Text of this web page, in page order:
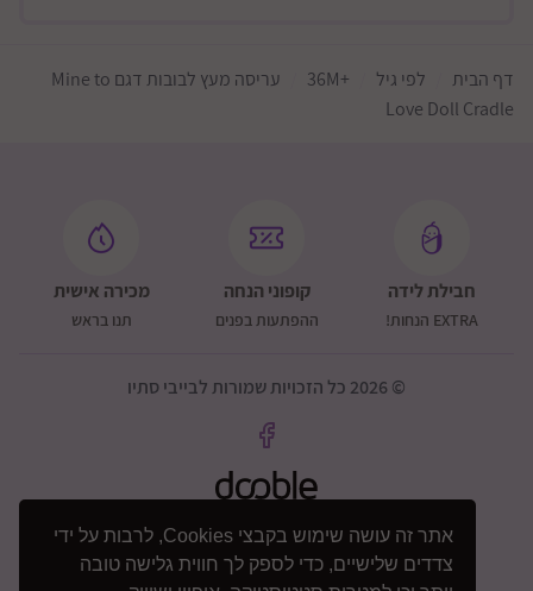
אתר זה עושה שימוש בקבצי Cookies, לרבות על ידי
צדדים שלישיים, כדי לספק לך חווית גלישה טובה
דף הבית לפי גיל +36M
עריסה מעץ לבובות דגם Mine to
Love Doll Cradle
חבילת לידה
EXTRA הנחות!
קופוני הנחה
ההפתעות בפנים
מכירה אישית
תנו בראש
© 2026 כל הזכויות שמורות לבייבי סתיו